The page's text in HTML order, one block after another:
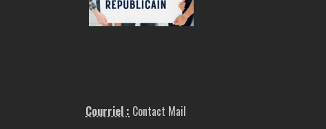
Courriel : Contact Mail